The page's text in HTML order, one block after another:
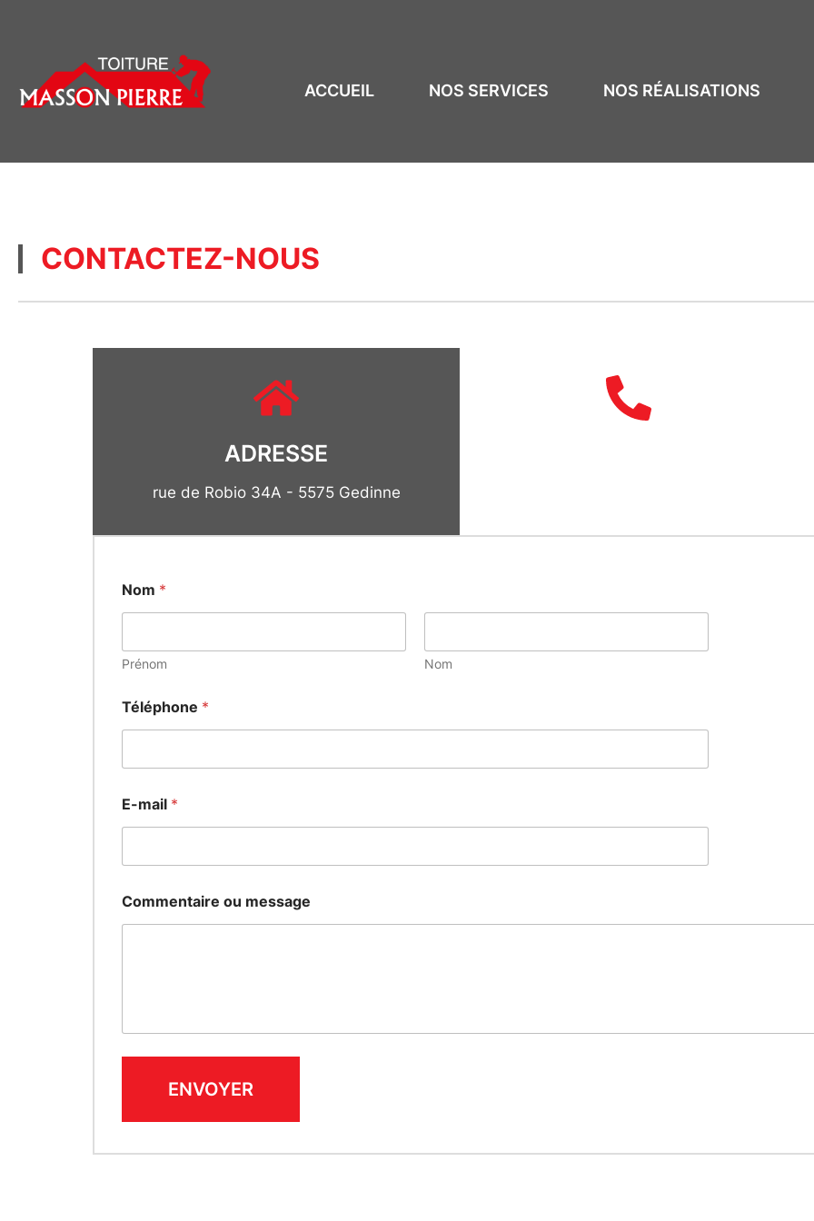
ACCUEIL NOS SERVICES NOS RÉALISATIONS
CONTACTEZ-NOUS
ADRESSE
rue de Robio 34A - 5575 Gedinne
Nom *
Prénom Nom
Téléphone *
E-mail *
Commentaire ou message
ENVOYER